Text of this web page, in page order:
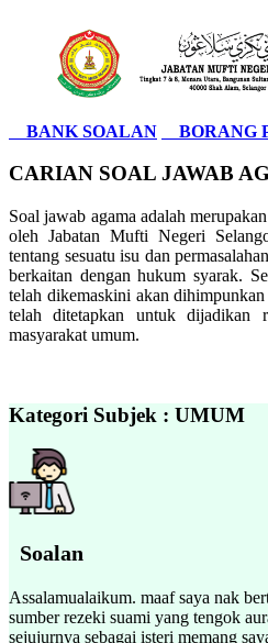
BANK SOALAN BORANG
CARIAN SOAL JAWAB
Soal jawab agama adalah
oleh Jabatan Mufti Negeri
tentang sesuatu isu dan
berkaitan dengan hukum syarak.
telah dikemaskini akan
telah ditetapkan untuk dijadikan
masyarakat umum.
Kategori Subjek : UMUM
Soalan
Assalamualaikum. maaf saya nak
sumber rezeki suami yang tengok
sejujurnya sebagai isteri memang